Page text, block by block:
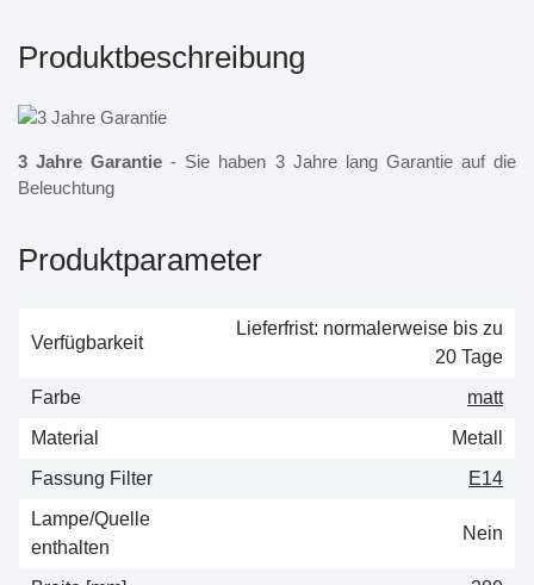
Produktbeschreibung
3 Jahre Garantie - Sie haben 3 Jahre lang Garantie auf die
Beleuchtung
Produktparameter
Verfügbarkeit
Lieferfrist: normalerweise bis zu
20 Tage
Farbe
matt
Material
Metall
Fassung Filter
E14
Lampe/Quelle
enthalten
Nein